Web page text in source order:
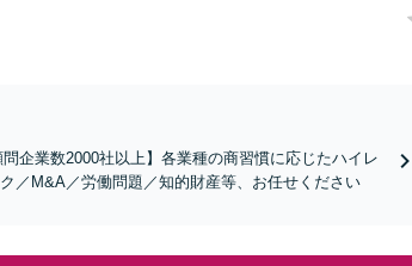
企業数2000社以上】各業種の商習慣に応じたハイレ
／M&A／労働問題／知的財産等、お任せください